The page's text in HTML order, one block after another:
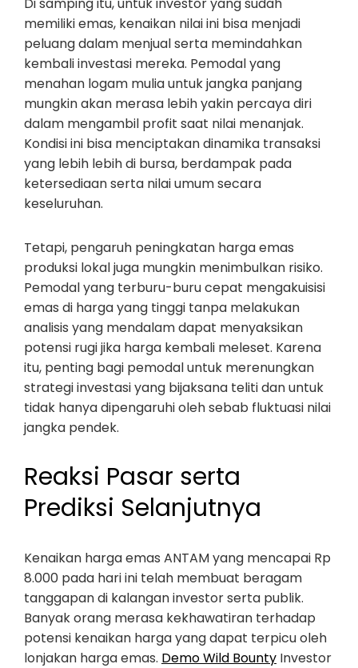
memiliki emas, kenaikan nilai ini bisa menjadi
peluang dalam menjual serta memindahkan
kembali investasi mereka. Pemodal yang
menahan logam mulia untuk jangka panjang
mungkin akan merasa lebih yakin percaya diri
dalam mengambil profit saat nilai menanjak.
Kondisi ini bisa menciptakan dinamika transaksi
yang lebih lebih di bursa, berdampak pada
ketersediaan serta nilai umum secara
keseluruhan.
Tetapi, pengaruh peningkatan harga emas
produksi lokal juga mungkin menimbulkan risiko.
Pemodal yang terburu-buru cepat mengakuisisi
emas di harga yang tinggi tanpa melakukan
analisis yang mendalam dapat menyaksikan
potensi rugi jika harga kembali meleset. Karena
itu, penting bagi pemodal untuk merenungkan
strategi investasi yang bijaksana teliti dan untuk
tidak hanya dipengaruhi oleh sebab fluktuasi nilai
jangka pendek.
Reaksi Pasar serta
Prediksi Selanjutnya
Kenaikan harga emas ANTAM yang mencapai Rp
8.000 pada hari ini telah membuat beragam
tanggapan di kalangan investor serta publik.
Banyak orang merasa kekhawatiran terhadap
potensi kenaikan harga yang dapat terpicu oleh
lonjakan harga emas. Demo Wild Bounty Investor